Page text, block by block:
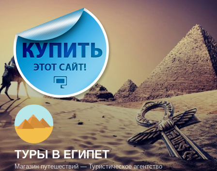
содержимому
ТУРЫ В ЕГИПЕТ
Магазин путешествий — Туристическое агентство